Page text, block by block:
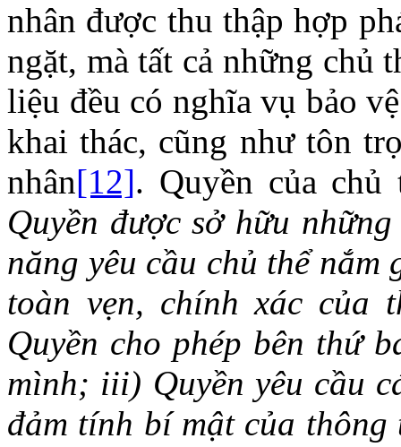
nhân được thu thập hợp
ngặt, mà tất cả những chủ
liệu đều có nghĩa vụ bảo
khai thác, cũng như tôn
nhân[12]. Quyền của
Quyền được sở hữu
năng yêu cầu chủ thể
toàn vẹn, chính xác của
Quyền cho phép bên thứ
mình; iii) Quyền yêu cầu
đảm tính bí mật của